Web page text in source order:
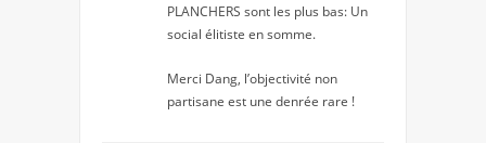
PLANCHERS sont les plus bas: Un
social élitiste en somme.
Merci Dang, l’objectivité non
partisane est une denrée rare !